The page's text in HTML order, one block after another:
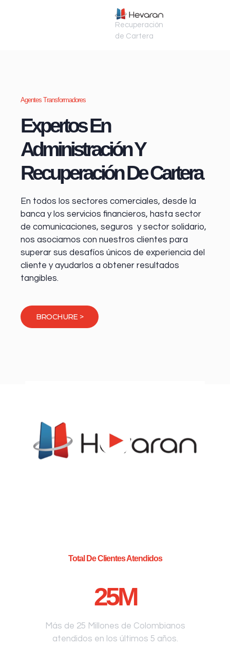
Recuperación
de Cartera
Agentes Transformadores
Expertos En
Administración Y
Recuperación De Cartera
En todos los sectores comerciales, desde la
banca y los servicios financieros, hasta sector
de comunicaciones, seguros y sector solidario,
nos asociamos con nuestros clientes para
superar sus desafíos únicos de experiencia del
cliente y ayudarlos a obtener resultados
tangibles.
BROCHURE >
Total De Clientes Atendidos
25M
Más de 25 Millones de Colombianos
atendidos en los últimos 5 años.